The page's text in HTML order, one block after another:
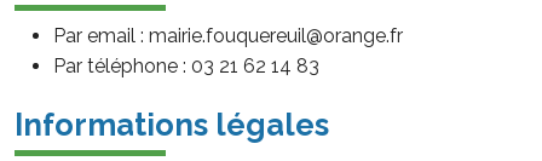
Par email : mairie.fouquereuil@orange.fr
Par téléphone : 03 21 62 14 83
Informations légales